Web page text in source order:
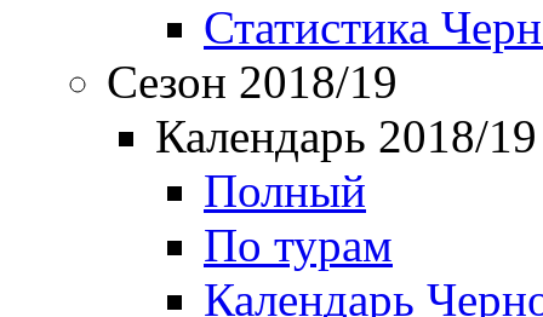
Статистика
Сезон 2018/19
Календарь 2018/19
Полный
По турам
Календарь